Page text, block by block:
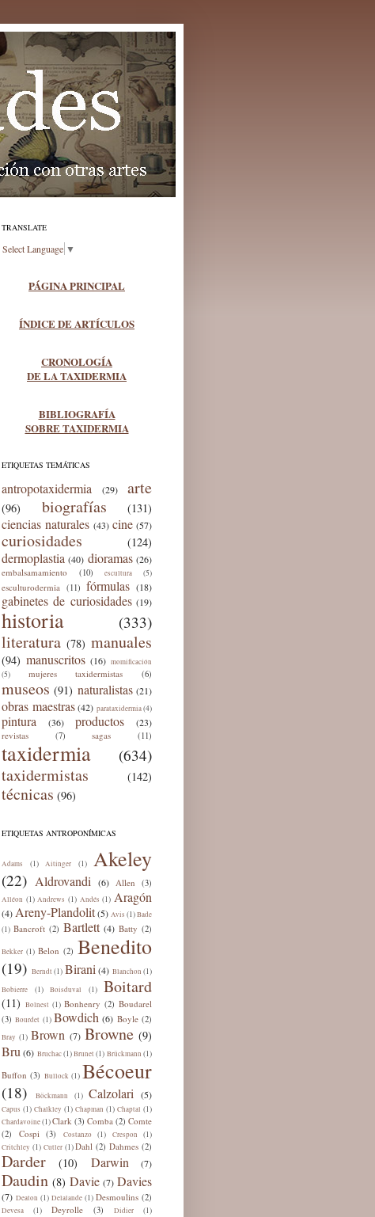
TRANSLATE
Select Language ▼
PÁGINA PRINCIPAL
ÍNDICE DE ARTÍCULOS
CRONOLOGÍA
DE LA TAXIDERMIA
BIBLIOGRAFÍA
SOBRE TAXIDERMIA
ETIQUETAS TEMÁTICAS
antropotaxidermia (29) arte
(96) biografías (131)
ciencias naturales (43) cine (57)
curiosidades (124)
dermoplastia (40) dioramas (26)
embalsamamiento (10) escultura (5)
esculturodermia (11) fórmulas (18)
gabinetes de curiosidades (19)
historia (333)
literatura (78) manuales
(94) manuscritos (16) momificación
(5) mujeres taxidermistas (6)
museos (91) naturalistas (21)
obras maestras (42) parataxidermia (4)
pintura (36) productos (23)
revistas (7) sagas (11)
taxidermia (634)
taxidermistas (142)
técnicas (96)
ETIQUETAS ANTROPONÍMICAS
Adams (1) Aitinger (1) Akeley
(22) Aldrovandi (6) Allen (3)
Alléon (1) Andrews (1) Andés (1) Aragón
(4)Areny-Plandolit(5) Avis (1)Bade
(1) Bancroft (2) Bartlett (4) Batty (2)
Bekker (1) Belon (2) Benedito
(19) Berndt (1) Birani (4) Blanchon (1)
Bobierre (1) Boisduval (1) Boitard
(11) Bolnest (1) Bonhenry (2) Boudarel
(3) Bourdet (1) Bowdich (6) Boyle (2)
Bray (1) Brown (7) Browne (9)
Bru (6) Bruchac (1)Brunet (1) Brückmann (1)
Buffon (3) Bullock (1) Bécoeur
(18) Böckmann (1) Calzolari (5)
Capus (1) Chalkley (1) Chapman (1) Chaptal (1)
Chardavoine(1)Clark (3) Comba (2) Comte
(2) Cospi (3) Costanzo (1) Crespon (1)
Critchley (1) Cutler (1) Dahl (2) Dahmes (2)
Darder (10) Darwin (7)
Daudin (8) Davie (7) Davies
(7) Deaton (1) Delalande (1) Desmoulins (2)
Devesa (1) Deyrolle (3) Didier (1)